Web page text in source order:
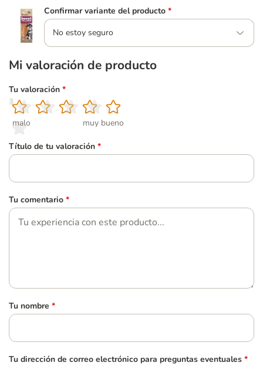
Confirmar variante del producto *
No estoy seguro
Mi valoración de producto
Tu valoración *
1
malo
2
3
4
5
muy bueno
Título de tu valoración *
Tu comentario *
Tu nombre *
Tu dirección de correo electrónico para preguntas eventuales *